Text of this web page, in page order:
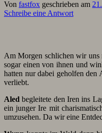
Von fastfox geschrieben am
Schreibe eine Antwort
Am Morgen schlichen wir uns
sogar einen von ihnen und
hatten nur dabei geholfen den
verliebt.
Aled begleitete den Iren ins
ein junger Ire mit
umzusehen. Da wir eine